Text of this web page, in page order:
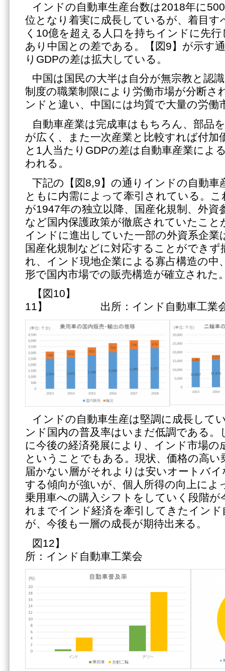
インドの自動車生産台数は2018年に
位となり着実に成長しているが、着目
く10億を超える人口を持ちインドに先
あり中国との差である。【図9】が示す
りGDPの差は拡大している。
中国は国民の大半は自分が無宗教と認
制度の職業制限により労働市場が分断さ
ンドと違い、中国には均質で大量の労働
自動車産業は完成車はもちろん、部品
が広く、また一次産業と比較すれば付加
と1人当たりGDPの差は自動車産業によ
われる。
下記の【図8,9】の通りインドの自動車
ともに内需によって牽引されている。
が1947年の独立以降、国産化規制、外資
など国内保護政策が徹底されていたこと
インドに進出していた一部の外資系企業
国産化規制などに対応することができず
れ、インド現地企業による寡占構造の中
形で国内市場での販売構造が確立された
【図10】
11】 出所：インド自動車工業
インドの自動車生産は堅調に成長して
ンド国内の普及率はいまだ低調である
に今後の経済発展により、インド市場の
ということでもある。現状、価格の高
届かない層がそれよりは安いオートバ
する傾向が強いが、個人所得の向上によ
乗用車への購入シフトをしていく段階が
れまでインド経済を牽引してきたインド
が、今後も一層の成長が期待出来る。
図12】 【図
所：インド自動車工業会